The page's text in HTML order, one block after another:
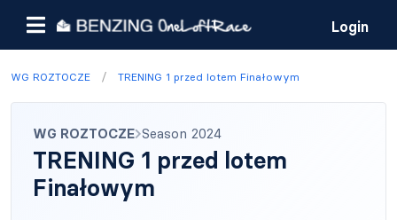
Login
WG ROZTOCZE / TRENING 1 przed lotem Finałowym
WG ROZTOCZE Season 2024
TRENING 1 przed lotem
Finałowym